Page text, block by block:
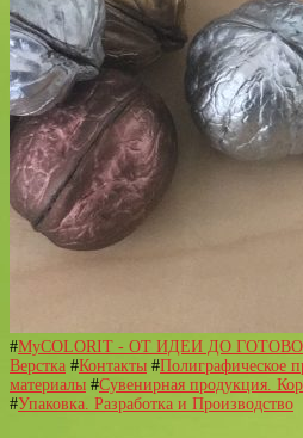
#MyCOLORIT - ОТ ИДЕИ ДО
Верстка #Контакты #Полиграфическое
материалы #Сувенирная продукция.
#Упаковка. Разработка и Производство